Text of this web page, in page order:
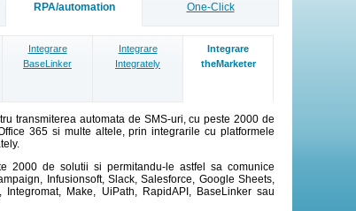
RPA/automation
One-Click
Integrare
BaseLinker
Integrare
Integrately
Integrare
theMarketer
transmiterea automata de SMS-uri, cu peste 2000 de
365 si multe altele, prin integrarile cu platformele
2000 de solutii si permitandu-le astfel sa comunice
Infusionsoft, Slack, Salesforce, Google Sheets,
Make, UiPath, RapidAPI, BaseLinker sau